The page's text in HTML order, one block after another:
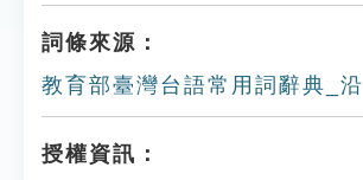
詞條來源：
教育部臺灣台語常用詞辭典_沿
授權資訊：